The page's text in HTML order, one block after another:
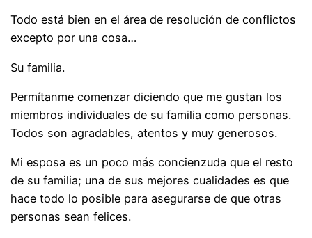
Todo está bien en el área de resolución de conflictos
excepto por una cosa…
Su familia.
Permítanme comenzar diciendo que me gustan los
miembros individuales de su familia como personas.
Todos son agradables, atentos y muy generosos.
Mi esposa es un poco más concienzuda que el resto
de su familia; una de sus mejores cualidades es que
hace todo lo posible para asegurarse de que otras
personas sean felices.